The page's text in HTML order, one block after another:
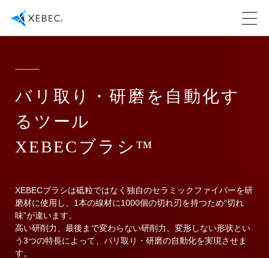
バリ取り・研磨を自動化す
るツール
XEBECブラシ™
XEBECブラシは砥粒ではなく独自のセラミックファイバーを研
磨材に使用し、1本の線材に1000個の切れ刃を持つため“切れ
味”が違います。
高い研削力、最後まで変わらない研削力、変形しない形状とい
う3つの特長によって、バリ取り・研磨の自動化を実現させま
す。